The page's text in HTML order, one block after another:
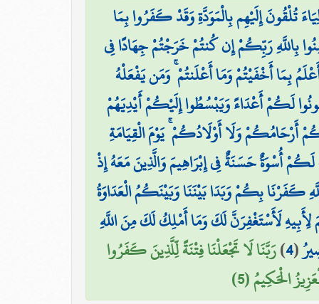
تُلْقُونَ إِلَيْهِم بِالْمَوَدَّةِ وَقَدْ كَفَرُوا بِمَا
بِاللَّهِ رَبِّكُمْ إِن كُنتُمْ خَرَجْتُمْ جِهَادًا فِي
بِمَا أَخْفَيْتُمْ وَمَا أَعْلَنتُمْ ۚ وَمَن يَفْعَلْهُ
لَكُمْ أَعْدَاءً وَيَبْسُطُوا إِلَيْكُمْ أَيْدِيَهُمْ
أَرْحَامُكُمْ وَلَا أَوْلَادُكُمْ ۚ يَوْمَ الْقِيَامَةِ
أُسْوَةٌ حَسَنَةٌ فِي إِبْرَاهِيمَ وَالَّذِينَ مَعَهُ إِذْ
كَفَرْنَا بِكُمْ وَبَدَا بَيْنَنَا وَبَيْنَكُمُ الْعَدَاوَةُ
لِأَبِيهِ لَأَسْتَغْفِرَنَّ لَكَ وَمَا أَمْلِكُ لَكَ مِنَ اللَّهِ
(
4
)رَبَّنَا لَا تَجْعَلْنَا فِتْنَةً لِّلَّذِينَ كَفَرُوا
الْحَكِيمُ (5)